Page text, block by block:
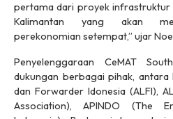
pertama dari proyek infrastruktur
Kalimantan yang akan
perekonomian setempat,” ujar
Penyelenggaraan CeMAT
dukungan berbagai pihak, antara
dan Forwarder Idonesia (ALFI),
Association), APINDO (The